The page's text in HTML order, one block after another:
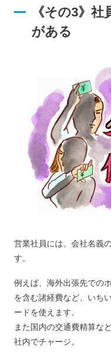
《その3》
がある
営業社員には、会社名義
す。
例えば、海外出張先での
を含む諸経費など、いち
ードを使えます。
また国内の交通費精算な
社内でチャージ。